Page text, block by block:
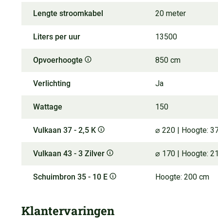
Lengte stroomkabel 20 meter
Liters per uur 13500
Opvoerhoogte 850 cm
Verlichting Ja
Wattage 150
Vulkaan 37 - 2,5 K ⌀ 220 | Hoogte:
Vulkaan 43 - 3 Zilver ⌀ 170 | Hoogte:
Schuimbron 35 - 10 E Hoogte: 200 cm
Klantervaringen